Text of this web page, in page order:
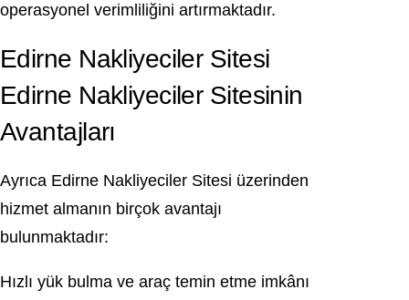
operasyonel verimliliğini artırmaktadır.
Edirne Nakliyeciler Sitesi
Edirne Nakliyeciler Sitesinin
Avantajları
Ayrıca Edirne Nakliyeciler Sitesi üzerinden
hizmet almanın birçok avantajı
bulunmaktadır:
Hızlı yük bulma ve araç temin etme imkânı